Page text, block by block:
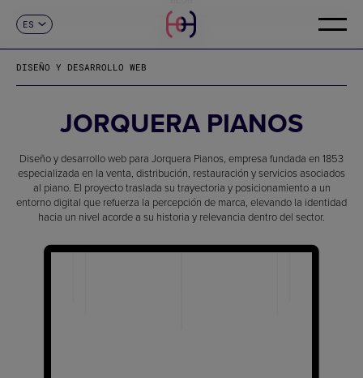
ES
FR
DE
CONTACTO
DISEÑO Y DESARROLLO WEB
JORQUERA PIANOS
Diseño y desarrollo web para Jorquera Pianos, empresa fundada en 1853
especializada en la venta, distribución, restauración y servicios asociados
al piano. El proyecto traslada su trayectoria y posicionamiento a un
entorno digital que refuerza la percepción de marca, elevando la identidad
hacia un nivel acorde a su historia y relevancia dentro del sector.